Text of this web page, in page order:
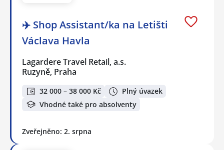
✈️ Shop Assistant/ka na Letišti
Václava Havla
Lagardere Travel Retail, a.s.
Ruzyně, Praha
32 000 – 38 000 Kč
Plný úvazek
Vhodné také pro absolventy
Zveřejněno: 2. srpna